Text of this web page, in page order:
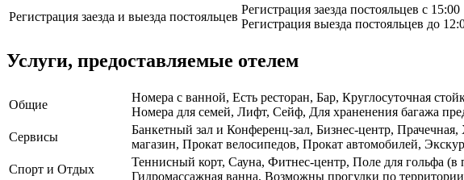
Регистрация заезда и выезда постояльцев
Регистрация заезда постояльцев с 15:00
Регистрация выезда постояльцев до
Услуги, предоставляемые отелем
Общие
Номера с ванной, Есть ресторан, Бар, Круглосуточная
Номера для семей, Лифт, Сейф, Для храненения багажа
Сервисы
Банкетный зал и Конференц-зал, Бизнес-центр,
магазин, Прокат велосипедов, Прокат автомобилей,
Спорт и Отдых
Теннисный корт, Сауна, Фитнес-центр, Поле для гольфа
Гидромассажная ванна, Возможны прогулки по